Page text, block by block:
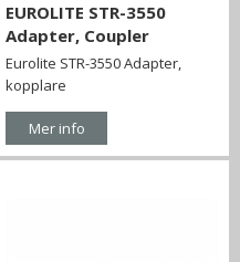
EUROLITE STR-3550
Adapter, Coupler
Eurolite STR-3550 Adapter,
kopplare
Mer info